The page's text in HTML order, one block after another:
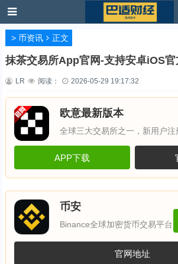
> 币资讯 正文
抹茶交易所App官网-支持安卓iOS
LR 阅读： 2026-05-29 19:17:32
欧意最新版本
全球三大交易所之一，新用户注
APP下载
币安
Binance全球加密货币交易平台
官网地址